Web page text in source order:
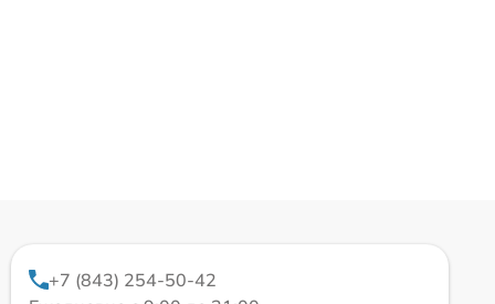
+7 (843) 254-50-42